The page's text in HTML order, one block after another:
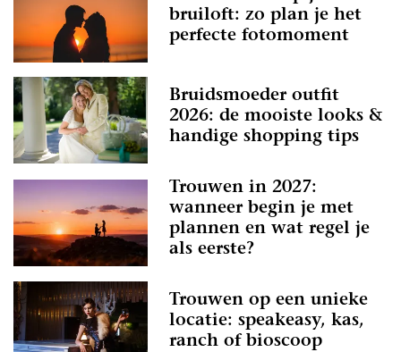
bruiloft: zo plan je het
perfecte fotomoment
Bruidsmoeder outfit
2026: de mooiste looks &
handige shopping tips
Trouwen in 2027:
wanneer begin je met
plannen en wat regel je
als eerste?
Trouwen op een unieke
locatie: speakeasy, kas,
ranch of bioscoop